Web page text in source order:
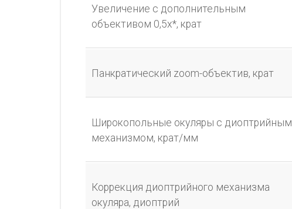
Увеличение с дополнительным
объективом 0,5х*, крат
Панкратический zoom-объектив, крат
Широкопольные окуляры с диоптрийным
механизмом, крат/мм
Коррекция диоптрийного механизма
окуляра, диоптрий